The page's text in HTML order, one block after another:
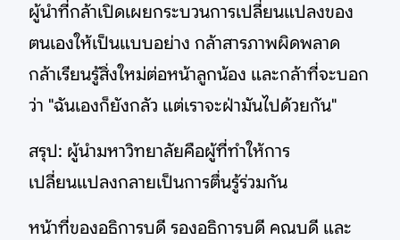
ผู้นำที่กล้าเปิดเผยกระบวนการเปลี่ยนแปลงของ
ตนเองให้เป็นแบบอย่าง กล้าสารภาพผิดพลาด
กล้าเรียนรู้สิ่งใหม่ต่อหน้าลูกน้อง และกล้าที่จะบอก
ว่า "ฉันเองก็ยังกลัว แต่เราจะฝ่ามันไปด้วยกัน"
สรุป: ผู้นำมหาวิทยาลัยคือผู้ที่ทำให้การ
เปลี่ยนแปลงกลายเป็นการตื่นรู้ร่วมกัน
หน้าที่ของอธิการบดี รองอธิการบดี คณบดี และ